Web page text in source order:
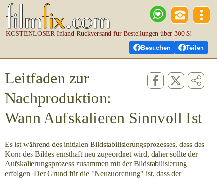
Besuchen Teilen
KOSTENLOSER Inland-Rückversand für Bestellungen über 300 $!
Leitfaden zur
Nachproduktion:
Wann Aufskalieren Sinnvoll Ist
Es ist während des initialen Bildstabilisierungsprozesses, dass das
Korn des Bildes ernsthaft neu zugeordnet wird, daher sollte der
Aufskalierungsprozess zusammen mit der Bildstabilisierung
erfolgen. Der Grund für die "Neuzuordnung" ist, dass der